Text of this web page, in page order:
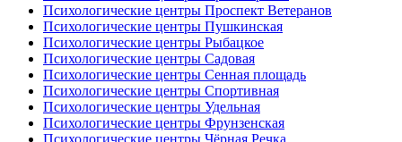
Психологические центры Проспект Ветеранов
Психологические центры Пушкинская
Психологические центры Рыбацкое
Психологические центры Садовая
Психологические центры Сенная площадь
Психологические центры Спортивная
Психологические центры Удельная
Психологические центры Фрунзенская
Психологические центры Чёрная Речка